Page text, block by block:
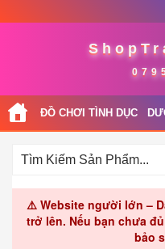
ĐỒ CHƠI TÌNH DỤC
⚠️ Website người lớn –
trở lên. Nếu bạn chưa
bảo